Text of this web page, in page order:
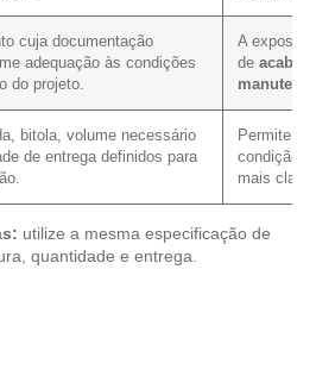
cuja documentação
adequação às condições
do projeto.
A
de
bitola, volume necessário
de entrega definidos para
Permite
condição
mais
utilize a mesma especificação de
quantidade e entrega.